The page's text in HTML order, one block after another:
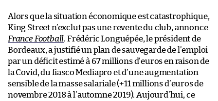
Alors que la situation économique est catastrophique,
King Street n’exclut pas une revente du club, annonce
France Football. Frédéric Longuépée, le président de
Bordeaux, a justifié un plan de sauvegarde de l’emploi
par un déficit estimé à 67 millions d’euros en raison de
la Covid, du fiasco Mediapro et d’une augmentation
sensible de la masse salariale (+11 millions d’euros de
novembre 2018 à l’automne 2019). Aujourd’hui, ce